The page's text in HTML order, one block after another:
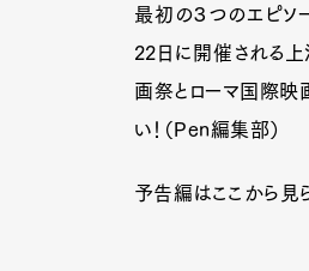
最初の３つのエピソ
22日に開催される上
画祭とローマ国際映
い！（Pen編集部）
予告編はここから見